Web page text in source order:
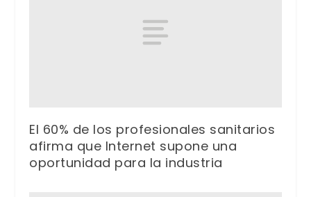
El 60% de los profesionales sanitarios
afirma que Internet supone una
oportunidad para la industria